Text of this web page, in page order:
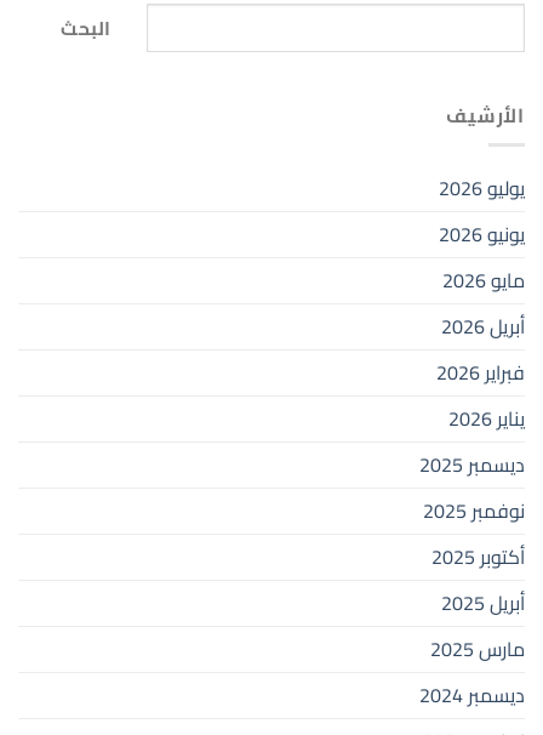
البحث
الأرشيف
يوليو 2026
يونيو 2026
مايو 2026
أبريل 2026
فبراير 2026
يناير 2026
ديسمبر 2025
نوفمبر 2025
أكتوبر 2025
أبريل 2025
مارس 2025
ديسمبر 2024